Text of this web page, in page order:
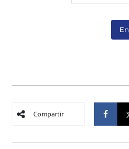
Compartir